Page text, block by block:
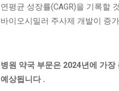
연평균 성장률(CAGR)을 기록할
바이오시밀러 주사제 개발이 증
병원 약국 부문은 2024년에 가장
예상됩니다 .